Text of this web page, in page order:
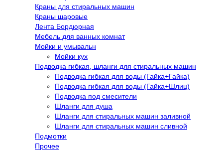
Краны для стиральных машин
Краны шаровые
Лента Бордюрная
Мебель для ванных комнат
Мойки и умывальн
Мойки кух
Подводка гибкая, шланги для стиральных машин
Подводка гибкая для воды (Гайка+Гайка)
Подводка гибкая для воды (Гайка+Шлиц)
Подводка под смесители
Шланги для душа
Шланги для стиральных машин заливной
Шланги для стиральных машин сливной
Подмотки
Прочее